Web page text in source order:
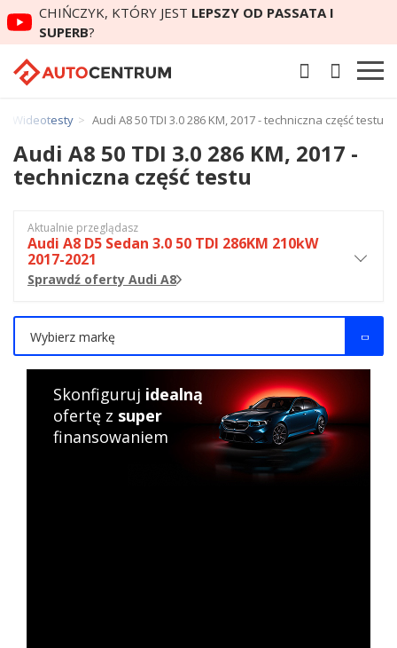
CHIŃCZYK, KTÓRY JEST LEPSZY OD PASSATA I
SUPERB?
Wideotesty Audi A8 50 TDI 3.0 286 KM, 2017 - techniczna część testu
Audi A8 50 TDI 3.0 286 KM, 2017 -
techniczna część testu
Aktualnie przeglądasz
Audi A8 D5 Sedan 3.0 50 TDI 286KM 210kW
2017-2021
Sprawdź oferty Audi A8
Wybierz markę
Skonfiguruj idealną
ofertę z super
finansowaniem